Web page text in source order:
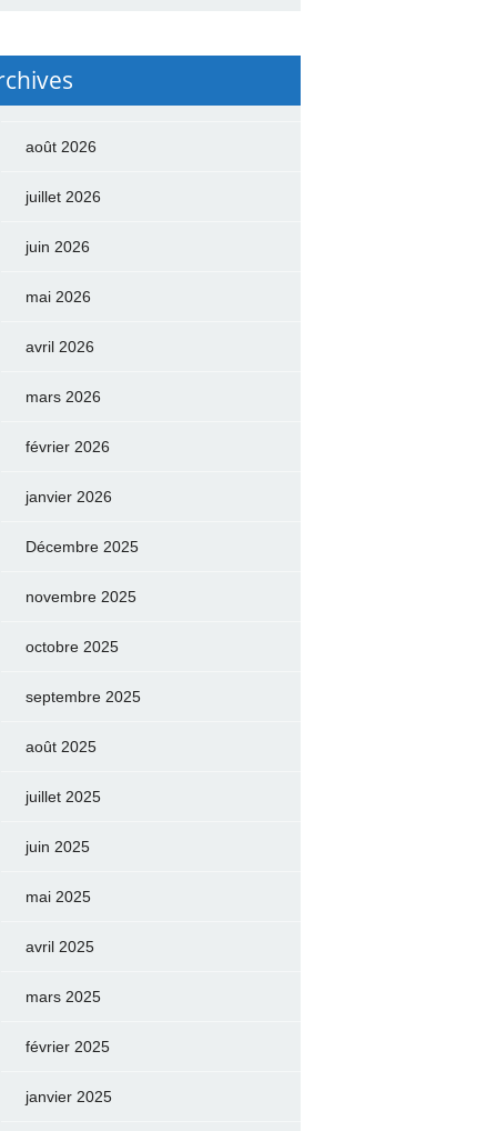
août 2026
juillet 2026
juin 2026
mai 2026
avril 2026
mars 2026
février 2026
janvier 2026
Décembre 2025
novembre 2025
octobre 2025
septembre 2025
août 2025
juillet 2025
juin 2025
mai 2025
avril 2025
mars 2025
février 2025
janvier 2025